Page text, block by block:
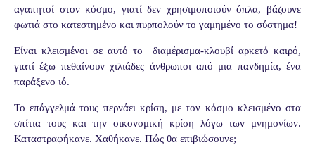
αγαπητοί στον κόσμο, γιατί δεν χρησιμοποιούν όπλα, βάζουνε
φωτιά στο κατεστημένο και πυρπολούν το γαμημένο το σύστημα!
Είναι κλεισμένοι σε αυτό το διαμέρισμα-κλουβί αρκετό καιρό,
γιατί έξω πεθαίνουν χιλιάδες άνθρωποι από μια πανδημία, ένα
παράξενο ιό.
Το επάγγελμά τους περνάει κρίση, με τον κόσμο κλεισμένο στα
σπίτια τους και την οικονομική κρίση λόγω των μνημονίων.
Καταστραφήκανε. Χαθήκανε. Πώς θα επιβιώσουνε;